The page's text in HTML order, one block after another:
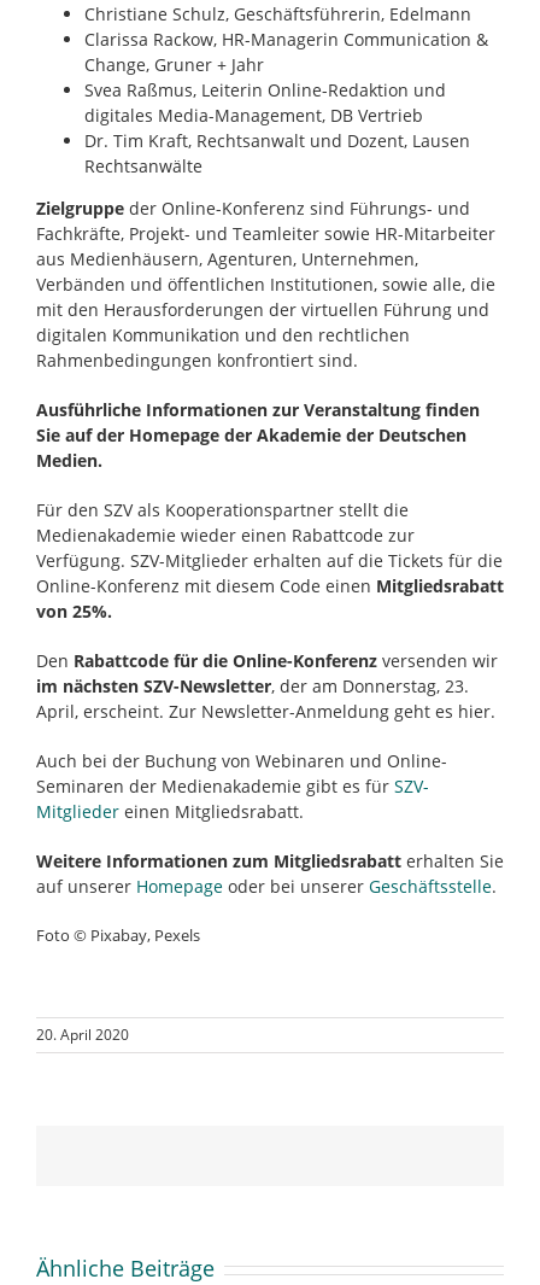
Christiane Schulz, Geschäftsführerin, Edelmann
Clarissa Rackow, HR-Managerin Communication &
Change, Gruner + Jahr
Svea Raßmus, Leiterin Online-Redaktion und
digitales Media-Management, DB Vertrieb
Dr. Tim Kraft, Rechtsanwalt und Dozent, Lausen
Rechtsanwälte
Zielgruppe der Online-Konferenz sind Führungs- und
Fachkräfte, Projekt- und Teamleiter sowie HR-Mitarbeiter
aus Medienhäusern, Agenturen, Unternehmen,
Verbänden und öffentlichen Institutionen, sowie alle, die
mit den Herausforderungen der virtuellen Führung und
digitalen Kommunikation und den rechtlichen
Rahmenbedingungen konfrontiert sind.
Ausführliche Informationen zur Veranstaltung finden
Sie auf der Homepage der Akademie der Deutschen
Medien.
Für den SZV als Kooperationspartner stellt die
Medienakademie wieder einen Rabattcode zur
Verfügung. SZV-Mitglieder erhalten auf die Tickets für die
Online-Konferenz mit diesem Code einen Mitgliedsrabatt
von 25%.
Den Rabattcode für die Online-Konferenz versenden wir
im nächsten SZV-Newsletter, der am Donnerstag, 23.
April, erscheint. Zur Newsletter-Anmeldung geht es hier.
Auch bei der Buchung von Webinaren und Online-
Seminaren der Medienakademie gibt es für SZV-
Mitglieder einen Mitgliedsrabatt.
Weitere Informationen zum Mitgliedsrabatt erhalten Sie
auf unserer Homepage oder bei unserer Geschäftsstelle.
Foto © Pixabay, Pexels
20. April 2020
Ähnliche Beiträge